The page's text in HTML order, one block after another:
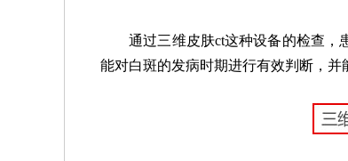
通过三维皮肤ct这种设备的检查，患
能对白斑的发病时期进行有效判断，并